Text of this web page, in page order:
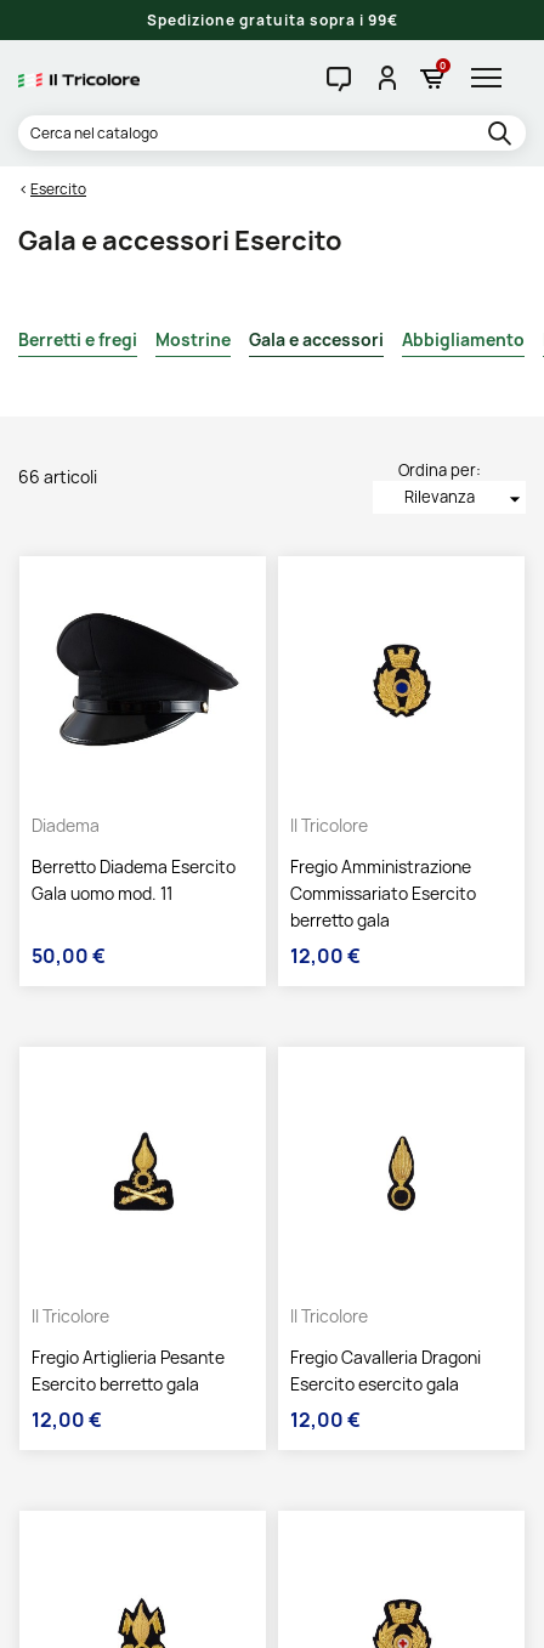
Spedizione gratuita sopra i 99€
0
Esercito
Gala e accessori Esercito
Berretti e fregi Mostrine Gala e accessori Abbigliamento
66 articoli
Ordina per:
Rilevanza
arrow_drop_down
Diadema
Berretto Diadema Esercito
Gala uomo mod. 11
Prezzo
50,00 €
Il Tricolore
Fregio Amministrazione
Commissariato Esercito
berretto gala
Prezzo
12,00 €
Il Tricolore
Fregio Artiglieria Pesante
Esercito berretto gala
Prezzo
12,00 €
Il Tricolore
Fregio Cavalleria Dragoni
Esercito esercito gala
Prezzo
12,00 €